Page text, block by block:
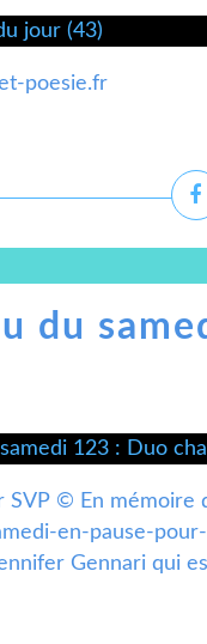
poesie.fr
du
SVP © En mémoire
en-pause-
Gennari qui